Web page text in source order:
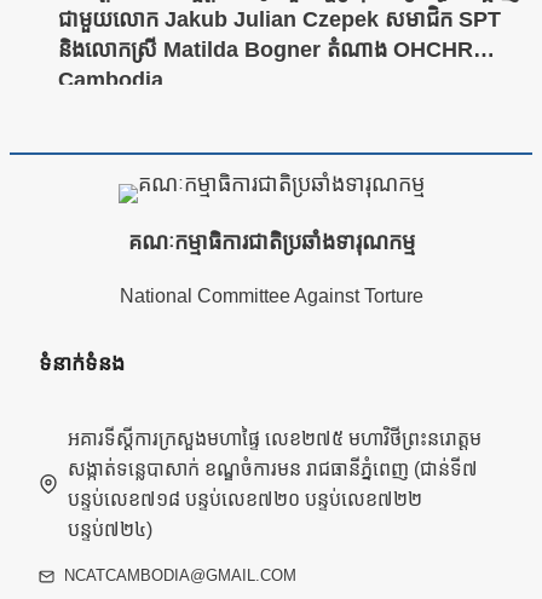
ជាមួយលោក Jakub Julian Czepek សមាជិក SPT
និងលោកស្រី Matilda Bogner តំណាង OHCHR
Cambodia
គណៈកម្មាធិការជាតិប្រឆាំងទារុណកម្ម
National Committee Against Torture
ទំនាក់ទំនង
អគារទីស្តីការក្រសួងមហាផ្ទៃ លេខ២៧៥ មហាវិថីព្រះនរោត្តម
សង្កាត់ទន្លេបាសាក់ ខណ្ឌចំការមន រាជធានីភ្នំពេញ (ជាន់ទី៧
បន្ទប់លេខ៧១៨ បន្ទប់លេខ៧២០ បន្ទប់លេខ៧២២
បន្ទប់៧២៤)
NCATCAMBODIA@GMAIL.COM